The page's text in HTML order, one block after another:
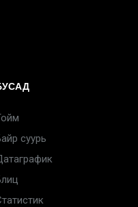
суурь